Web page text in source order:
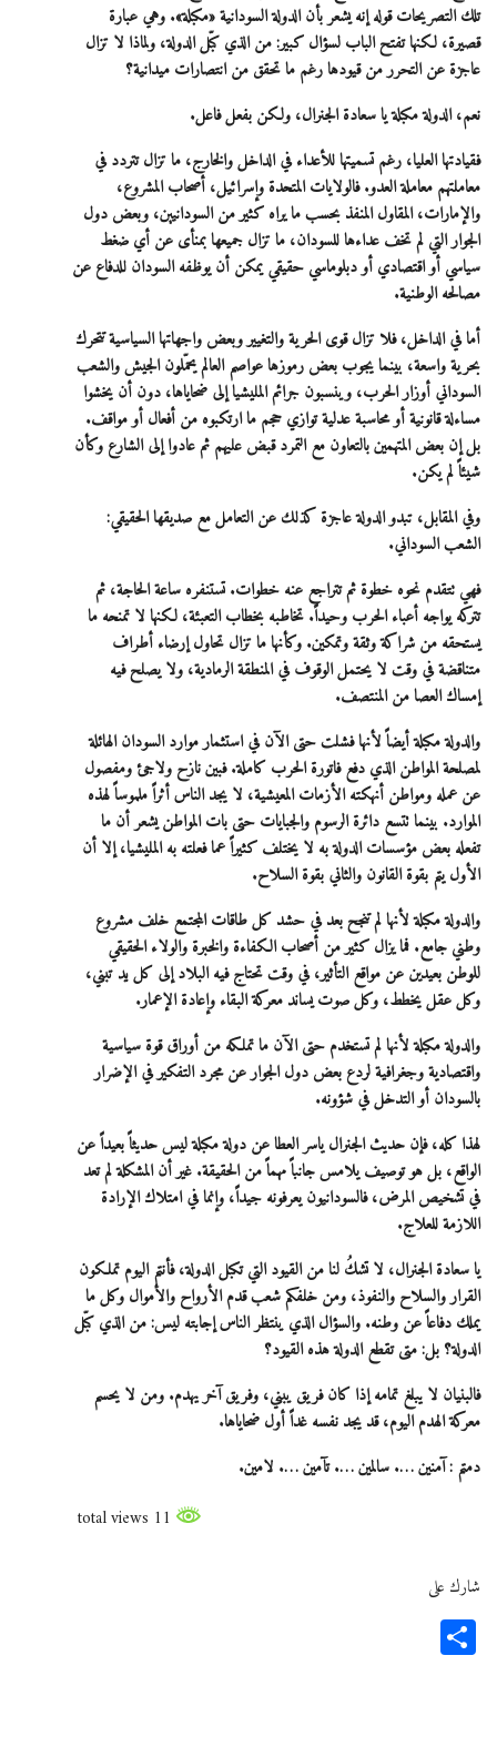
تلك التصريحات قوله إنه يشعر بأن الدولة السودانية «مكبلة». وهي عبارة
قصيرة، لكنها تفتح الباب لسؤال كبير: من الذي كبّل الدولة، ولماذا لا تزال
عاجزة عن التحرر من قيودها رغم ما تحقق من انتصارات ميدانية؟
نعم، الدولة مكبلة يا سعادة الجنرال، ولكن بفعل فاعل.
فقيادتها العليا، رغم تسميتها للأعداء في الداخل والخارج، ما تزال تتردد في
معاملتهم معاملة العدو. فالولايات المتحدة وإسرائيل، أصحاب المشروع،
والإمارات، المقاول المنفذ بحسب ما يراه كثير من السودانيين، وبعض دول
الجوار التي لم تخف عداءها للسودان، ما تزال جميعها بمنأى عن أي ضغط
سياسي أو اقتصادي أو دبلوماسي حقيقي يمكن أن يوظفه السودان للدفاع عن
مصالحه الوطنية.
أما في الداخل، فلا تزال قوى الحرية والتغيير وبعض واجهاتها السياسية تتحرك
بحرية واسعة، بينما يجوب بعض رموزها عواصم العالم يحمّلون الجيش والشعب
السوداني أوزار الحرب، وينسبون جرائم المليشيا إلى ضحاياها، دون أن يخشوا
مساءلة قانونية أو محاسبة عدلية توازي حجم ما ارتكبوه من أفعال أو مواقف.
بل إن بعض المتهمين بالتعاون مع التمرد قبض عليهم ثم عادوا إلى الشارع وكأن
شيئاً لم يكن.
وفي المقابل، تبدو الدولة عاجزة كذلك عن التعامل مع صديقها الحقيقي:
الشعب السوداني.
فهي تتقدم نحوه خطوة ثم تتراجع عنه خطوات. تستنفره ساعة الحاجة، ثم
تتركه يواجه أعباء الحرب وحيداً. تخاطبه بخطاب التعبئة، لكنها لا تمنحه ما
يستحقه من شراكة وثقة وتمكين. وكأنها ما تزال تحاول إرضاء أطراف
متناقضة في وقت لا يحتمل الوقوف في المنطقة الرمادية، ولا يصلح فيه
إمساك العصا من المنتصف.
والدولة مكبلة أيضاً لأنها فشلت حتى الآن في استثمار موارد السودان الهائلة
لمصلحة المواطن الذي دفع فاتورة الحرب كاملة. فبين نازح ولاجئ ومفصول
عن عمله ومواطن أنهكته الأزمات المعيشية، لا يجد الناس أثراً ملموساً لهذه
الموارد. بينما تتسع دائرة الرسوم والجبايات حتى بات المواطن يشعر أن ما
تفعله بعض مؤسسات الدولة به لا يختلف كثيراً عما فعلته به المليشيا، إلا أن
الأول يتم بقوة القانون والثاني بقوة السلاح.
والدولة مكبلة لأنها لم تنجح بعد في حشد كل طاقات المجتمع خلف مشروع
وطني جامع. فما يزال كثير من أصحاب الكفاءة والخبرة والولاء الحقيقي
للوطن بعيدين عن مواقع التأثير، في وقت تحتاج فيه البلاد إلى كل يد تبني،
وكل عقل يخطط، وكل صوت يساند معركة البقاء وإعادة الإعمار.
والدولة مكبلة لأنها لم تستخدم حتى الآن ما تملكه من أوراق قوة سياسية
واقتصادية وجغرافية لردع بعض دول الجوار عن مجرد التفكير في الإضرار
بالسودان أو التدخل في شؤونه.
لهذا كله، فإن حديث الجنرال ياسر العطا عن دولة مكبلة ليس حديثاً بعيداً عن
الواقع، بل هو توصيف يلامس جانباً مهماً من الحقيقة. غير أن المشكلة لم تعد
في تشخيص المرض، فالسودانيون يعرفونه جيداً، وإنما في امتلاك الإرادة
اللازمة للعلاج.
يا سعادة الجنرال، لا تشكُ لنا من القيود التي تكبل الدولة، فأنتم اليوم تملكون
القرار والسلاح والنفوذ، ومن خلفكم شعب قدم الأرواح والأموال وكل ما
يملك دفاعاً عن وطنه. والسؤال الذي ينتظر الناس إجابته ليس: من الذي كبّل
الدولة؟ بل: متى تقطع الدولة هذه القيود؟
فالبنيان لا يبلغ تمامه إذا كان فريق يبني، وفريق آخر يهدم. ومن لا يحسم
معركة الهدم اليوم، قد يجد نفسه غداً أول ضحاياها.
دمتم : آمنين …. سالمين …. تآمين …. لامين.
شارك على